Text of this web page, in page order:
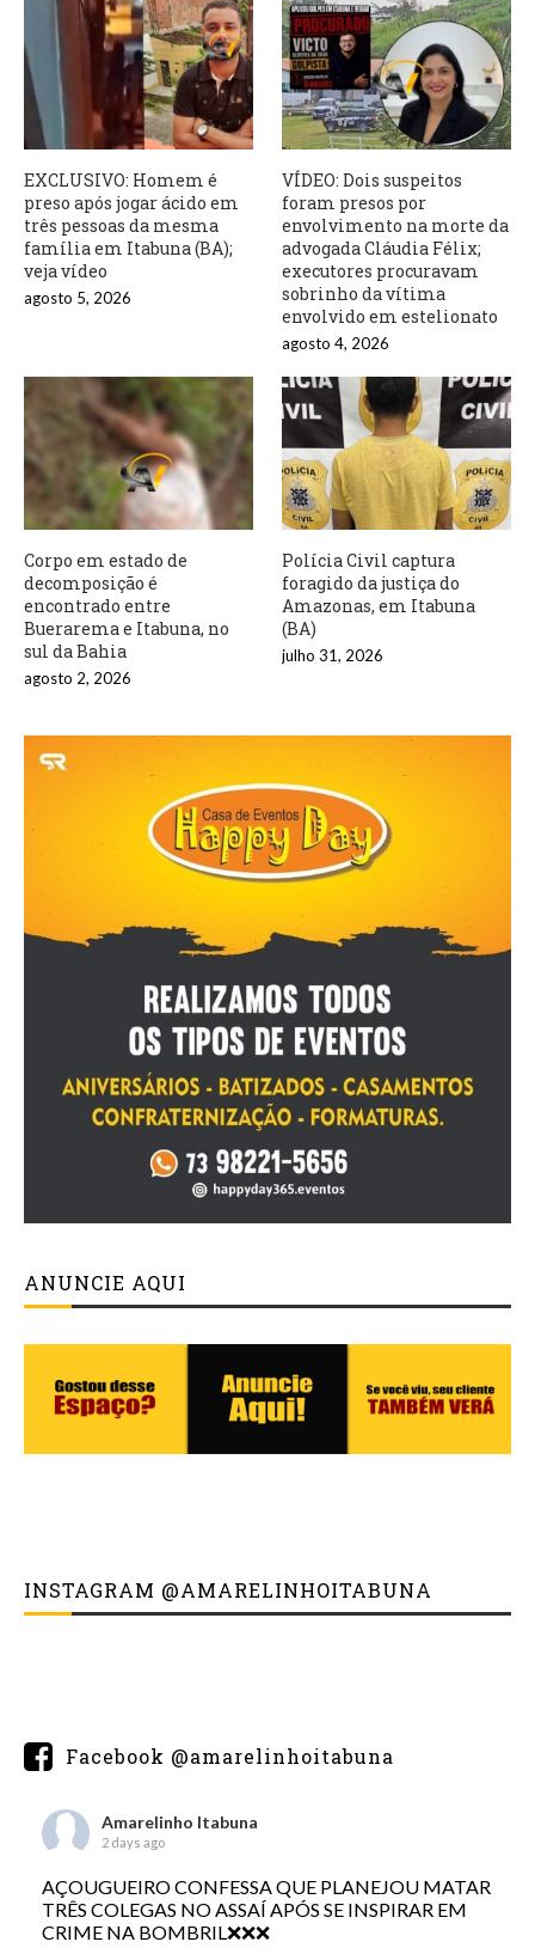
EXCLUSIVO: Homem é
preso após jogar ácido em
três pessoas da mesma
família em Itabuna (BA);
veja vídeo
agosto 5, 2026
VÍDEO: Dois suspeitos
foram presos por
envolvimento na morte da
advogada Cláudia Félix;
executores procuravam
sobrinho da vítima
envolvido em estelionato
agosto 4, 2026
Corpo em estado de
decomposição é
encontrado entre
Buerarema e Itabuna, no
sul da Bahia
agosto 2, 2026
Polícia Civil captura
foragido da justiça do
Amazonas, em Itabuna
(BA)
julho 31, 2026
ANUNCIE AQUI
INSTAGRAM @AMARELINHOITABUNA
Facebook @amarelinhoitabuna
Amarelinho Itabuna
2 days ago
AÇOUGUEIRO CONFESSA QUE PLANEJOU MATAR
TRÊS COLEGAS NO ASSAÍ APÓS SE INSPIRAR EM
CRIME NA BOMBRIL❌❌❌